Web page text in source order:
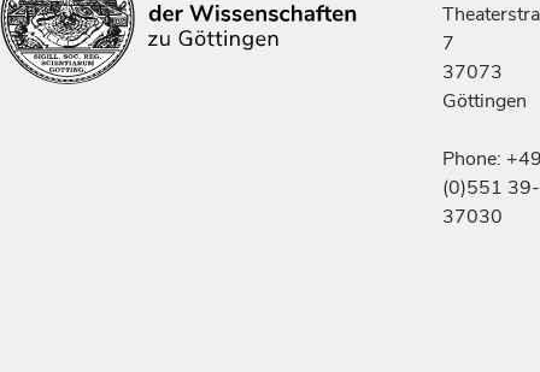
7
37073
Göttingen
Phone:
(0)551 39-
37030